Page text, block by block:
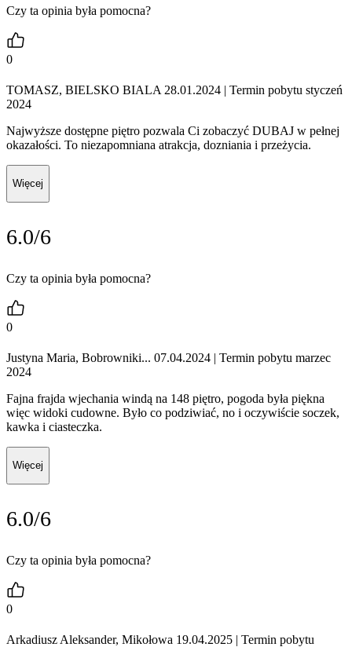
Czy ta opinia była pomocna?
0
TOMASZ, BIELSKO BIALA 28.01.2024 | Termin pobytu styczeń
2024
Najwyższe dostępne piętro pozwala Ci zobaczyć DUBAJ w pełnej
okazałości. To niezapomniana atrakcja, dozniania i przeżycia.
Więcej
6.0/6
Czy ta opinia była pomocna?
0
Justyna Maria, Bobrowniki... 07.04.2024 | Termin pobytu marzec
2024
Fajna frajda wjechania windą na 148 piętro, pogoda była piękna
więc widoki cudowne. Było co podziwiać, no i oczywiście soczek,
kawka i ciasteczka.
Więcej
6.0/6
Czy ta opinia była pomocna?
0
Arkadiusz Aleksander, Mikołowa 19.04.2025 | Termin pobytu